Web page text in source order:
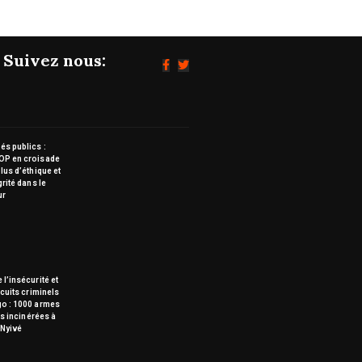
Suivez nous:
publics :
en croisade
d’éthique et
dans le
l’insécurité et
criminels
: 1000 armes
incinérées à